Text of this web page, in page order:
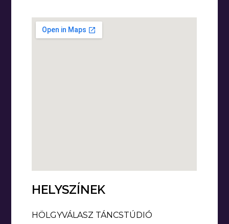
HELYSZÍNEK
HÖLGYVÁLASZ TÁNCSTÚDIÓ